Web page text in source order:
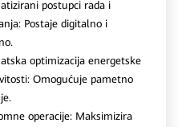
postupci rada i
Postaje digitalno i
optimizacija energetske
Omogućuje pametno
operacije: Maksimizira